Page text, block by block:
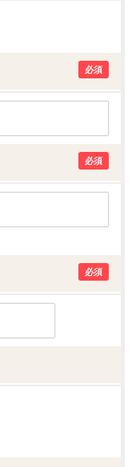
必須
必須
必須